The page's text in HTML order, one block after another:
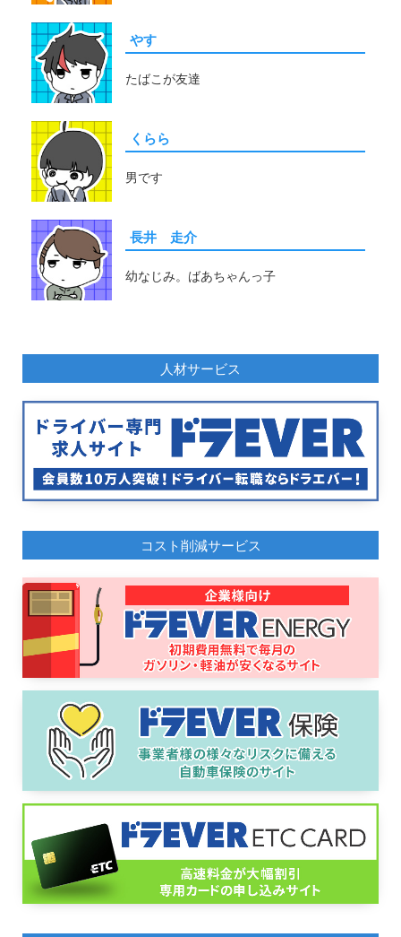
やす
たばこが友達
くらら
男です
長井 走介
幼なじみ。ばあちゃんっ子
人材サービス
コスト削減サービス